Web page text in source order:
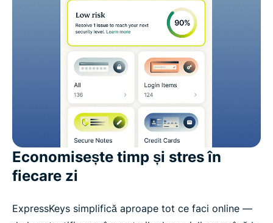
Economisește timp și stres în
fiecare zi
ExpressKeys simplifică aproape tot ce faci online —